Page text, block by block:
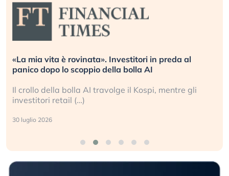
Quando la finanza pesa più dell’economia reale.
L’America sta ripetendo gli errori del 2008?
La ricchezza mondiale cresce, ma è sempre più
sganciata dall’economia reale. (…)
24 luglio 2026